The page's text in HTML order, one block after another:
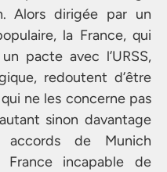
Alors dirigée par un
la France, qui
pacte avec l’URSS,
redoutent d’être
ne les concerne pas
sinon davantage
accords de Munich
France incapable de